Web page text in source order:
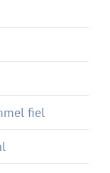
fiel